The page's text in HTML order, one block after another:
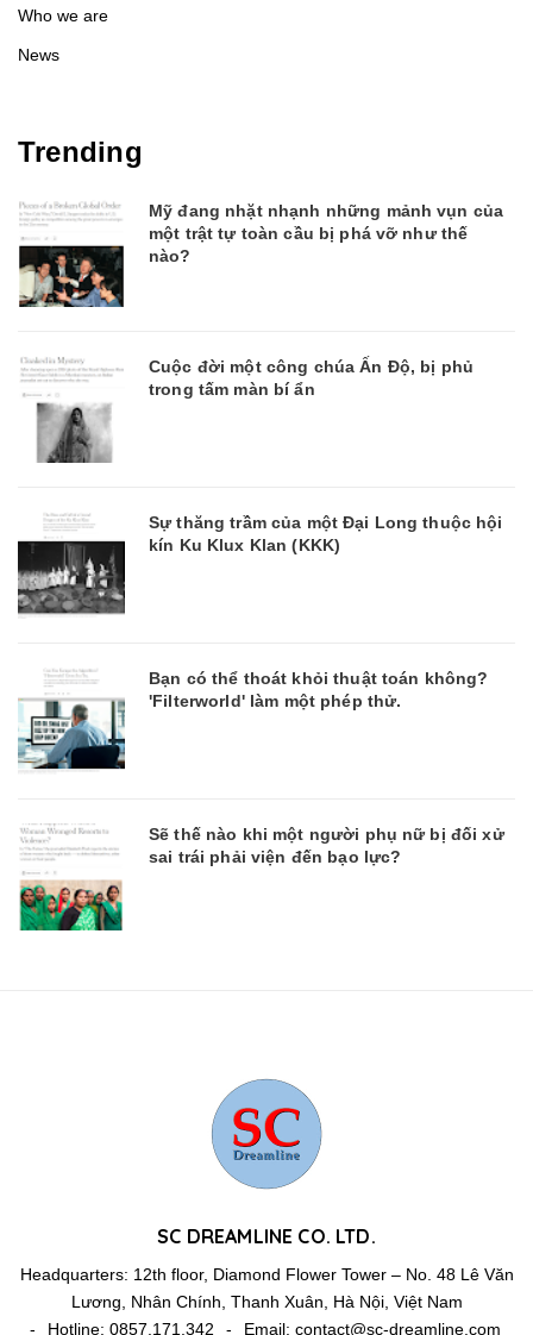
Who we are
News
Trending
Mỹ đang nhặt nhạnh những mảnh vụn của
một trật tự toàn cầu bị phá vỡ như thế
nào?
Cuộc đời một công chúa Ấn Độ, bị phủ
trong tấm màn bí ẩn
Sự thăng trầm của một Đại Long thuộc hội
kín Ku Klux Klan (KKK)
Bạn có thể thoát khỏi thuật toán không?
'Filterworld' làm một phép thử.
Sẽ thế nào khi một người phụ nữ bị đối xử
sai trái phải viện đến bạo lực?
SC DREAMLINE CO. LTD.
Headquarters: 12th floor, Diamond Flower Tower – No. 48 Lê Văn
Lương, Nhân Chính, Thanh Xuân, Hà Nội, Việt Nam
-
Hotline: 0857.171.342 - Email: contact@sc-dreamline.com